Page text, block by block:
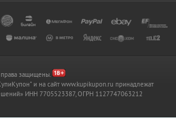
защищены.
и на сайт www.kupikupon.ru принадлежат
ИНН 7705523387, ОГРН 1127747063212